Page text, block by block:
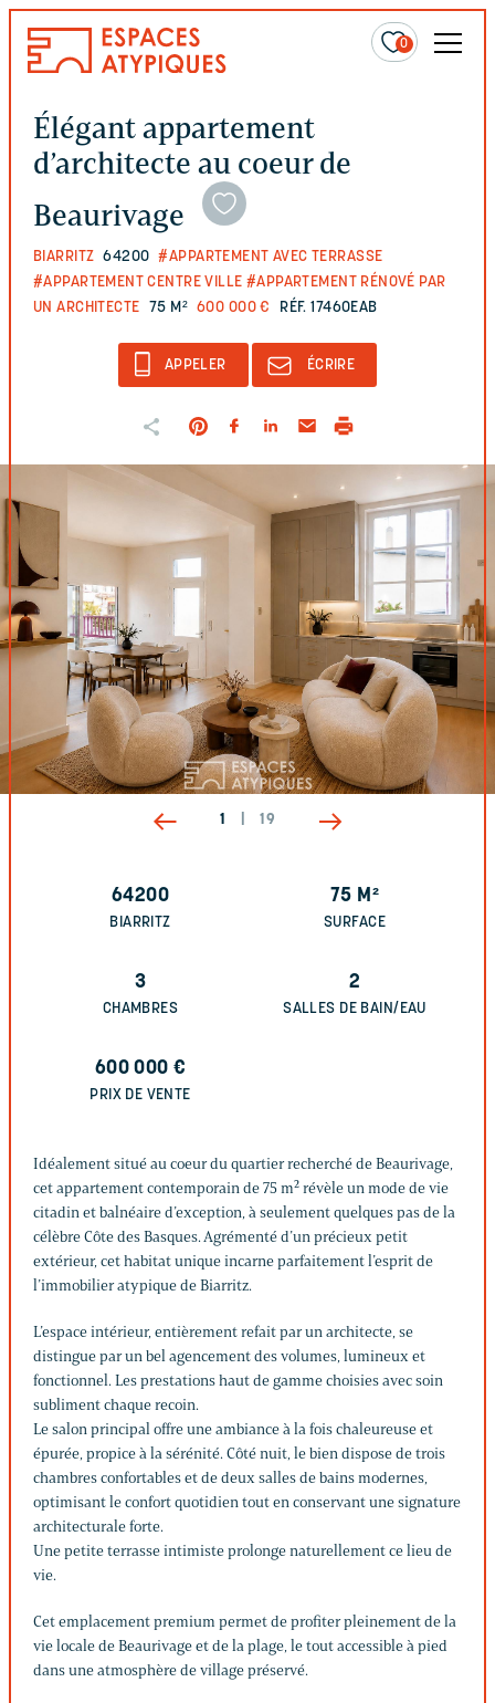
0
Élégant appartement
d’architecte au coeur de
Beaurivage
BIARRITZ 64200 #APPARTEMENT AVEC TERRASSE
#APPARTEMENT CENTRE VILLE #APPARTEMENT RÉNOVÉ PAR
UN ARCHITECTE 75 M² 600 000 € RÉF. 17460EAB
APPELER ÉCRIRE
1 19
64200
BIARRITZ
75 M²
SURFACE
3
CHAMBRES
2
SALLES DE BAIN/EAU
600 000 €
PRIX DE VENTE
Idéalement situé au coeur du quartier recherché de Beaurivage,
cet appartement contemporain de 75 m² révèle un mode de vie
citadin et balnéaire d’exception, à seulement quelques pas de la
célèbre Côte des Basques. Agrémenté d’un précieux petit
extérieur, cet habitat unique incarne parfaitement l’esprit de
l’immobilier atypique de Biarritz.
L’espace intérieur, entièrement refait par un architecte, se
distingue par un bel agencement des volumes, lumineux et
fonctionnel. Les prestations haut de gamme choisies avec soin
subliment chaque recoin.
Le salon principal offre une ambiance à la fois chaleureuse et
épurée, propice à la sérénité. Côté nuit, le bien dispose de trois
chambres confortables et de deux salles de bains modernes,
optimisant le confort quotidien tout en conservant une signature
architecturale forte.
Une petite terrasse intimiste prolonge naturellement ce lieu de
vie.
Cet emplacement premium permet de profiter pleinement de la
vie locale de Beaurivage et de la plage, le tout accessible à pied
dans une atmosphère de village préservé.